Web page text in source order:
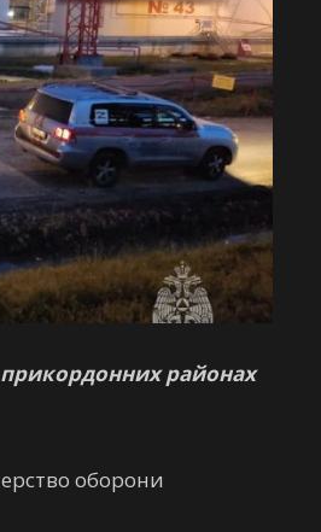
прикордонних районах
оборони